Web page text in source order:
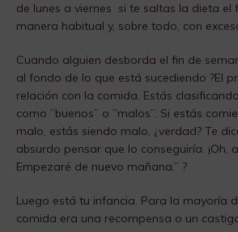
de lunes a viernes si te saltas la dieta el
manera habitual y, sobre todo, con
Cuando alguien desborda el fin de
al fondo de lo que está sucediendo ?El
relación con la comida. Estás
como ”buenos” o ”malos”. Si estás
malo, estás siendo malo, ¿verdad? Te
absurdo pensar que lo conseguiría. ¡Oh,
Empezaré de nuevo mañana.” ?
Luego está tu infancia. Para la mayoría
comida era una recompensa o un